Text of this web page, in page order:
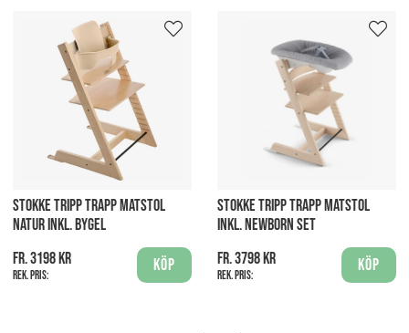
STOKKE TRIPP TRAPP MATSTOL
NATUR INKL. BYGEL
fr. 3198 kr
Rek. pris:
Köp
STOKKE TRIPP TRAPP MATSTOL
INKL. NEWBORN SET
fr. 3798 kr
Rek. pris:
Köp